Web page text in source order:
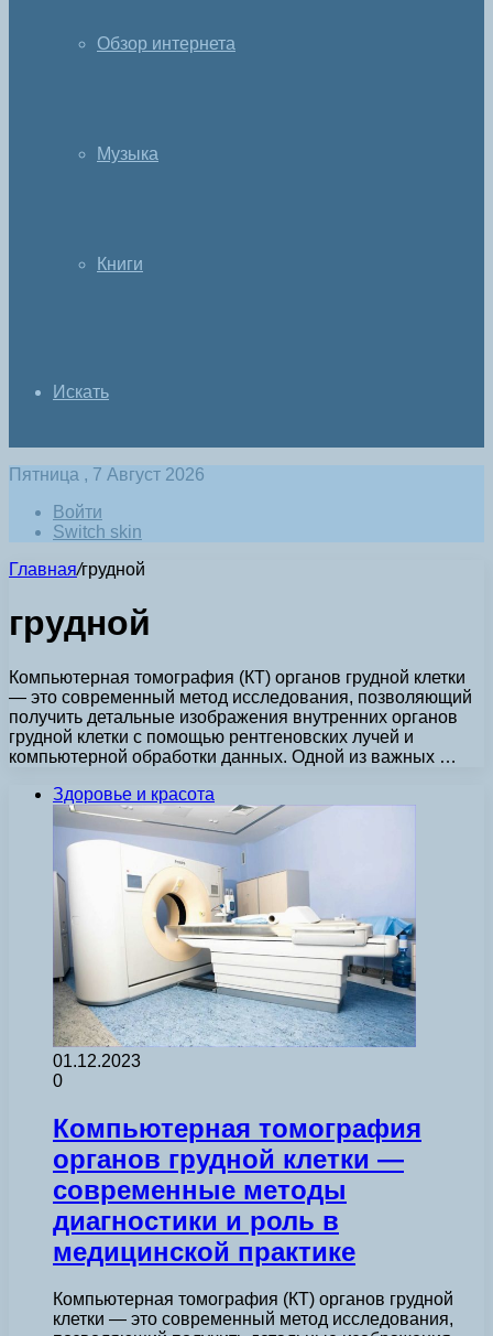
Обзор интернета
Музыка
Книги
Искать
Пятница , 7 Август 2026
Войти
Switch skin
Главная/грудной
грудной
Компьютерная томография (КТ) органов грудной клетки
— это современный метод исследования, позволяющий
получить детальные изображения внутренних органов
грудной клетки с помощью рентгеновских лучей и
компьютерной обработки данных. Одной из важных …
Здоровье и красота
01.12.2023
0
Компьютерная томография
органов грудной клетки —
современные методы
диагностики и роль в
медицинской практике
Компьютерная томография (КТ) органов грудной
клетки — это современный метод исследования,